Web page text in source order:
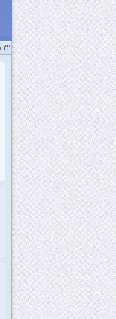
۲۲ مهر ۱۳۸۹, ۰۱:۳۳ ق.ظ